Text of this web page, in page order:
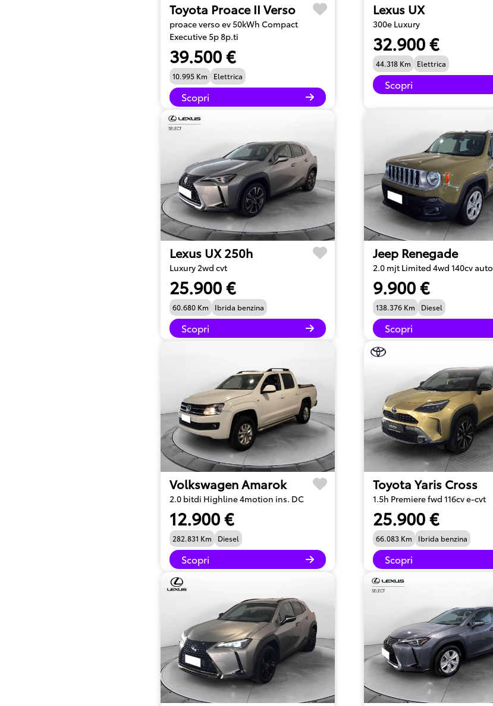
Toyota Proace II Verso
proace verso ev 50kWh Compact
Executive 5p 8p.ti
39.500 €
10.995 Km Elettrica
Scopri
Lexus UX
300e Luxury
32.900 €
44.318 Km Elettrica
Scopri
Lexus UX 250h
Luxury 2wd cvt
25.900 €
60.680 Km Ibrida benzina
Scopri
Jeep Renegade
2.0 mjt Limited 4wd 140cv auto
9.900 €
138.376 Km Diesel
Scopri
Volkswagen Amarok
2.0 bitdi Highline 4motion ins. DC
12.900 €
282.831 Km Diesel
Scopri
Toyota Yaris Cross
1.5h Premiere fwd 116cv e-cvt
25.900 €
66.083 Km Ibrida benzina
Scopri